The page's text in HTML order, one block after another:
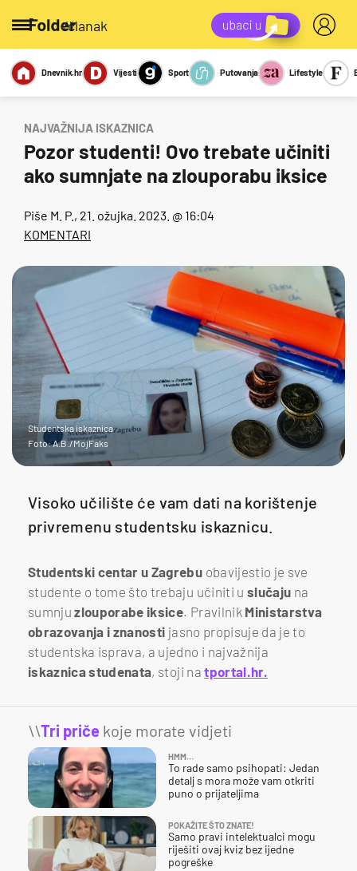
/članak
Miks Kviz
Report
Sexy
Dnevnik.hr Vijesti Sport Putovanja Lifestyle
NAJVAŽNIJA ISKAZNICA
Pozor studenti! Ovo trebate učiniti
ako sumnjate na zlouporabu iksice
Piše M. P. , 21. ožujka. 2023. @ 16:04
KOMENTARI
Studentska iskaznica
Foto: A.B./MojFaks
Visoko učilište će vam dati na korištenje
privremenu studentsku iskaznicu.
Studentski centar u Zagrebu obavijestio je sve
studente o tome što trebaju učiniti u slučaju na
sumnjuzlouporabe iksice. Pravilnik Ministarstva
obrazovanja i znanosti jasno propisuje da je to
studentska isprava, a ujedno i najvažnija
iskaznica studenata, stoji natportal.hr.
\\Tri priče koje morate vidjeti
HMM…
To rade samo psihopati: Jedan
detalj s mora može vam otkriti
puno o prijateljima
POKAŽITE ŠTO ZNATE!
Samo pravi intelektualci mogu
riješiti ovaj kviz bez ijedne
pogreške